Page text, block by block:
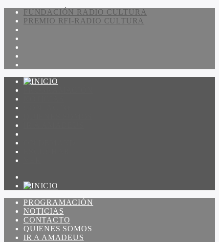
FUNDACIÓN RADIO CULTURA
PREMIO RFI-RADIO CULTURA
PROGRAMACIÓN
NOTICIAS
CONTACTO
QUIENES SOMOS
IR A AMADEUS